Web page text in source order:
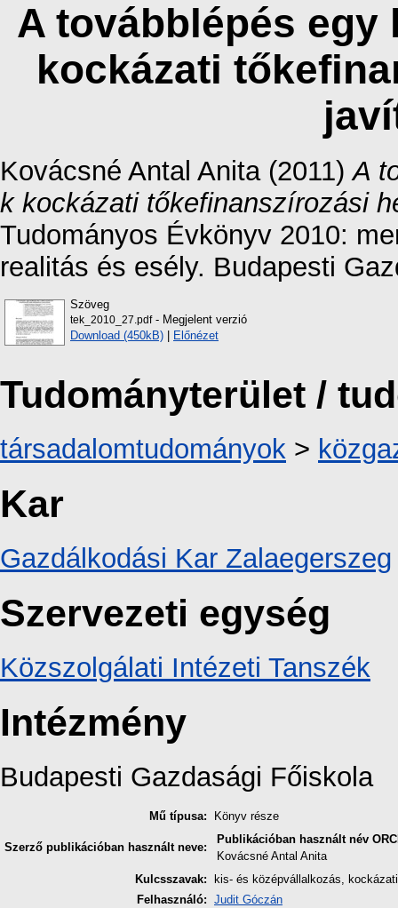
A továbblépés egy
kockázati
Kovácsné Antal Anita(2011)A
k kockázati tőkefinanszírozási
Tudományos Évkönyv 2010:
realitás és esély. Budapesti
Szöveg
tek_2010_27.pdf- Megjelent verzió
Download (450kB) | Előnézet
Tudományterület /
társadalomtudományok >
Kar
Gazdálkodási Kar Zalaegerszeg
Szervezeti egység
Közszolgálati Intézeti Tanszék
Intézmény
Budapesti Gazdasági Főiskola
Mű típusa: Könyv része
Szerző publikációban használt neve:
Publikációban használt név
Kovácsné Antal Anita
Kulcsszavak:
kis- és középvállalkozás,
Felhasználó: Judit Góczán